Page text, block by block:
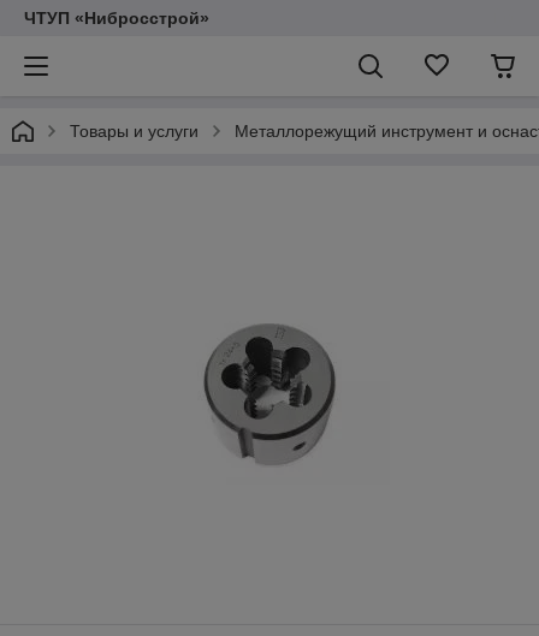
ЧТУП «Нибросстрой»
Товары и услуги Металлорежущий инструмент и